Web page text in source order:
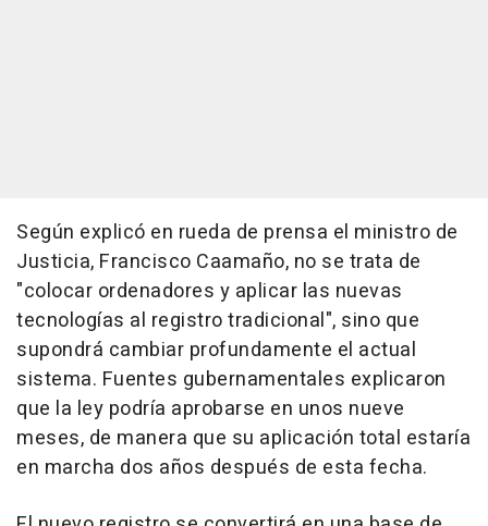
Según explicó en rueda de prensa el ministro de
Justicia, Francisco Caamaño, no se trata de
"colocar ordenadores y aplicar las nuevas
tecnologías al registro tradicional", sino que
supondrá cambiar profundamente el actual
sistema. Fuentes gubernamentales explicaron
que la ley podría aprobarse en unos nueve
meses, de manera que su aplicación total estaría
en marcha dos años después de esta fecha.